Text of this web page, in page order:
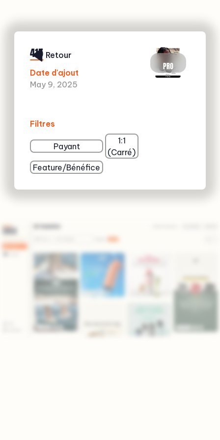
415
Date d'ajout
May 9, 2025
Filtres
Payant
1:1
(Carré)
Feature/Bénéfice
PRO
Retour